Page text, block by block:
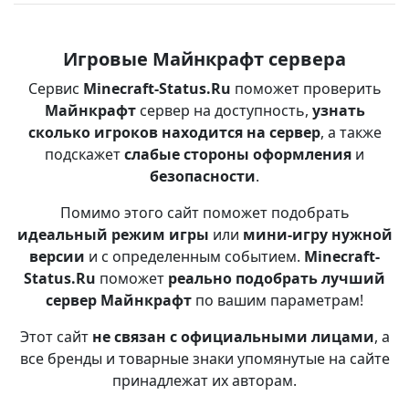
Игровые Майнкрафт сервера
Сервис Minecraft-Status.Ru поможет проверить
Майнкрафтсервер на доступность, узнать
сколько игроков находится на сервер, а также
подскажетслабые стороны оформления и
безопасности.
Помимо этого сайт поможет подобрать
идеальный режим игры или мини-игру нужной
версии и с определенным событием. Minecraft-
Status.Ru поможет реально подобрать лучший
сервер Майнкрафт по вашим параметрам!
Этот сайт не связан с официальными лицами, а
все бренды и товарные знаки упомянутые на сайте
принадлежат их авторам.